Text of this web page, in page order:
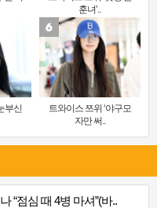
훈녀’..
부신
트와이스 쯔위 ‘야구모
자만 써..
“점심 때 4병 마셔”(바..